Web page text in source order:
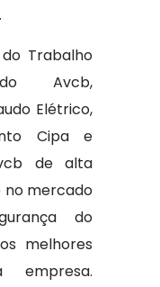
Trabalho
Avcb,
Elétrico,
Cipa e
de alta
no mercado
do
melhores
empresa.